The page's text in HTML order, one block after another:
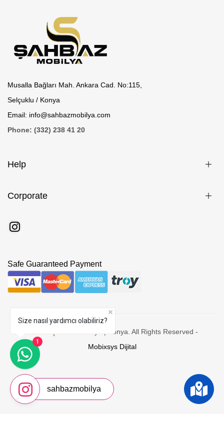
Musalla Bağları Mah. Ankara Cad. No:115,
Selçuklu / Konya
Email: info@sahbazmobilya.com
Phone: (332) 238 41 20
Help
Corporate
Safe Guaranteed Payment
© 2026 Şahbaz Mobilya | Konya. All Rights Reserved -
Mobixsys Dijital
sahbazmobilya
Size nasıl yardımcı olabiliriz?
1